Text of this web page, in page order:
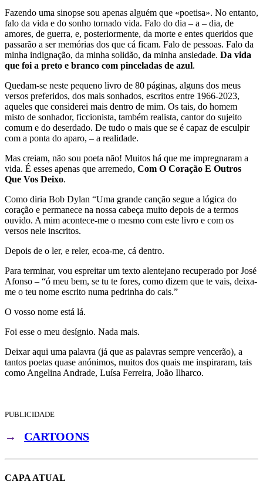
Fazendo uma sinopse sou apenas alguém que «poe­tisa». No entanto,
falo da vida e do sonho tornado vida. Falo do dia – a – dia, de
amores, de guerra, e, posteriormente, da morte e entes queridos que
passarão a ser memórias dos que cá ficam. Falo de pessoas. Falo da
minha indignação, da minha solidão, da minha ansiedade. Da vida
que foi a preto e branco com pinceladas de azul.
Quedam-se neste pequeno livro de 80 páginas, alguns dos meus
versos preferidos, dos mais so­nhados, escritos entre 1966-2023,
aqueles que considerei mais dentro de mim. Os tais, do homem
misto de sonhador, ficcionista, também realista, cantor do sujeito
comum e do deserdado. De tudo o mais que se é capaz de esculpir
com a ponta do aparo, – a realidade.
Mas creiam, não sou poeta não! Muitos há que me impregnaram a
vida. É esses apenas que arremedo, Com O Coração E Outros
Que Vos Deixo.
Como diria Bob Dylan “Uma grande canção segue a lógica do
coração e permanece na nossa cabeça muito depois de a termos
ouvido. A mim acontece-me o mesmo com este livro e com os
versos nele inscritos.
Depois de o ler, e reler, ecoa-me, cá dentro.
Para terminar, vou espreitar um texto alentejano recuperado por José
Afonso – “ó meu bem, se tu te fores, como dizem que te vais, deixa-
me o teu nome escrito numa pedrinha do cais.”
O vosso nome está lá.
Foi esse o meu desígnio. Nada mais.
Deixar aqui uma palavra (já que as palavras sempre vencerão), a
tantos poetas quase anónimos, muitos dos quais me inspiraram, tais
como Angelina Andrade, Luísa Ferreira, João Ilharco.
PUBLICIDADE
→ CARTOONS
CAPA ATUAL